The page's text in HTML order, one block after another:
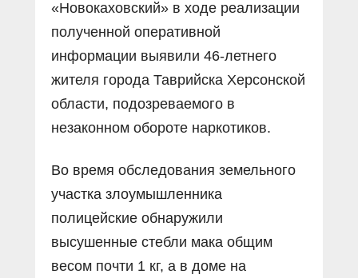
«Новокаховский» в ходе реализации
полученной оперативной
информации выявили 46-летнего
жителя города Таврийска Херсонской
области, подозреваемого в
незаконном обороте наркотиков.
Во время обследования земельного
участка злоумышленника
полицейские обнаружили
высушенные стебли мака общим
весом почти 1 кг, а в доме на